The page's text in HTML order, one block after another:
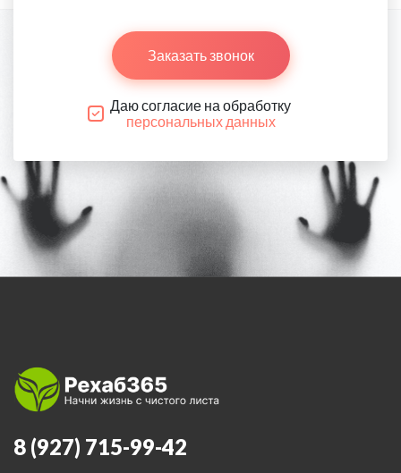
Заказать звонок
Даю согласие на обработку
персональных данных
8 (927) 715-99-42